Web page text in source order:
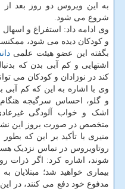
به این ویروس دو روز بعد
شروع می شود.
وی ادامه داد: استفراغ و
و کودکان دیده می شود، ممکنست بین سه تا 8
بگفته این عضو هیئت علمی
اشتهایی و کم آبی بدن که
کند در نوزادان و کودکان می
وی با اشاره به این که کم
و گلو، احساس سرگیجه هنگام
اشک و خواب آلودگی
متخصص در صورت بروز این نشانه
منیری با تأکید بر این که بطور
روتاویروس در تماس نزدیک
شوند، اشاره کرد: اگر ذرات
بیماری خواهید شد؛ مبتلایان
مدفوع خود دفع می کنند، در